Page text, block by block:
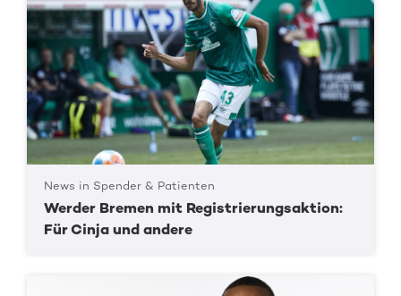
News in Spender & Patienten
Werder Bremen mit Registrierungsaktion:
Für Cinja und andere